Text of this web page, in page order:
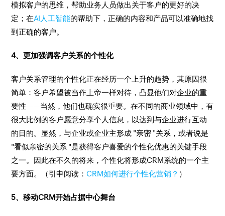
模拟客户的思维，帮助业务人员做出关于客户的更好的决
定；在AI人工智能的帮助下，正确的内容和产品可以准确地找
到正确的客户。
4、更加强调客户关系的个性化
客户关系管理的个性化正在经历一个上升的趋势，其原因很
简单：客户希望被当作上帝一样对待，凸显他们对企业的重
要性——当然，他们也确实很重要。在不同的商业领域中，有
很大比例的客户愿意分享个人信息，以达到与企业进行互动
的目的。显然，与企业或企业主形成 "亲密 "关系，或者说是
"看似亲密的关系 "是获得客户喜爱的个性化优惠的关键手段
之一。因此在不久的将来，个性化将形成CRM系统的一个主
要方面。（引申阅读：CRM如何进行个性化营销？ ）
5、移动CRM开始占据中心舞台